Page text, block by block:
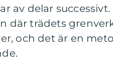
av delar
där trädets
och det är en